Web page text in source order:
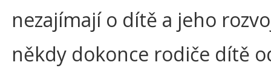
nezajímají o dítě a jeho
někdy dokonce rodiče dítě